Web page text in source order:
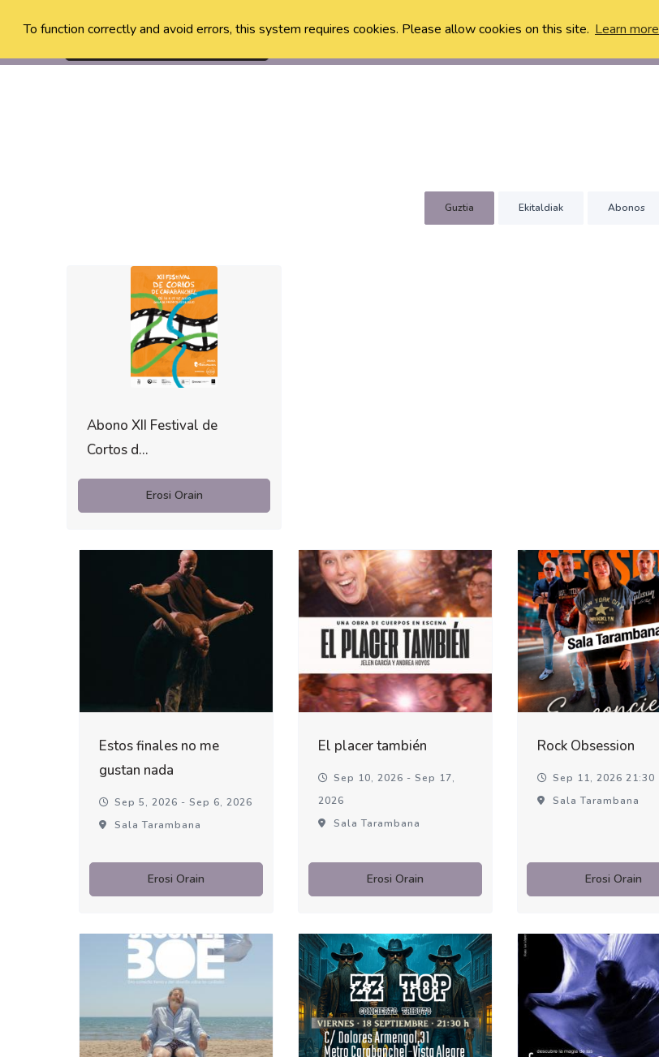
To function correctly and avoid errors, this system requires cookies. Please allow cookies on this site. Learn more
Guztia Ekitaldiak Abonos
Abono XII Festival de
Cortos d...
Erosi Orain
Estos finales no me
gustan nada
Sep 5, 2026 - Sep 6, 2026
Sala Tarambana
Erosi Orain
El placer también
Sep 10, 2026 - Sep 17,
2026
Sala Tarambana
Erosi Orain
Rock Obsession
Sep 11, 2026 21:30
Sala Tarambana
Erosi Orain